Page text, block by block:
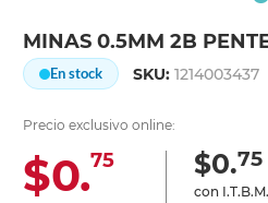
MINAS 0.5MM 2B
En stock SKU:1214003437
Precio exclusivo online:
$0.75 $0.75
con